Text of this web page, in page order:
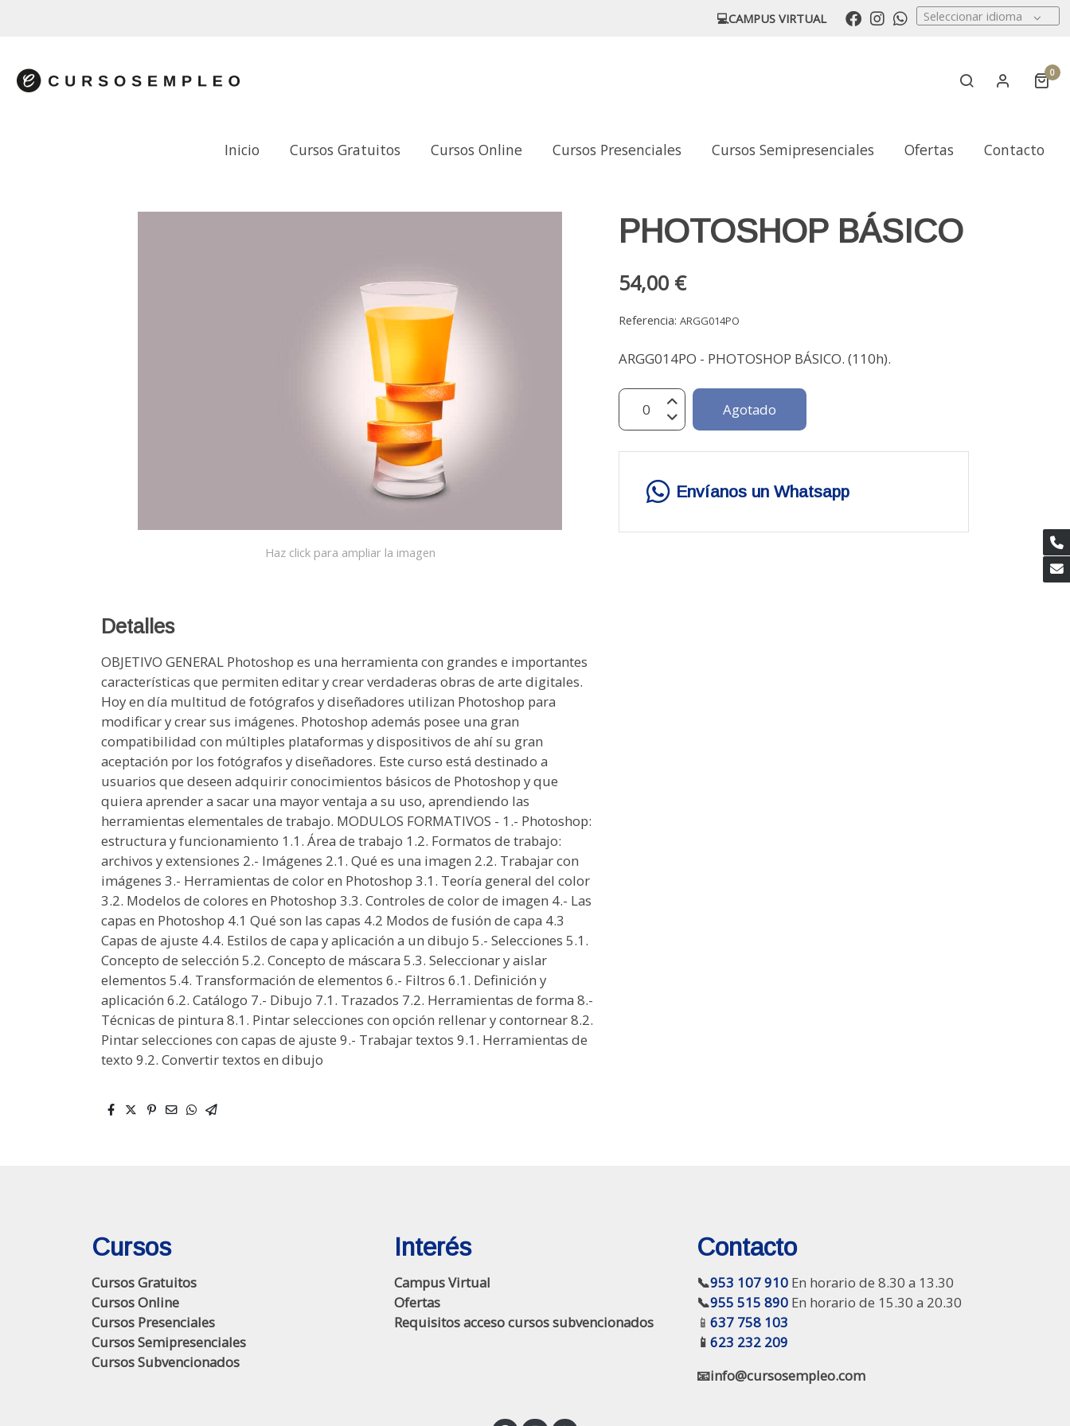
💻CAMPUS VIRTUAL Seleccionar idioma
0
Inicio Cursos Gratuitos Cursos Online Cursos Presenciales Cursos Semipresenciales Ofertas Contacto
Haz click para ampliar la imagen
Detalles
OBJETIVO GENERAL Photoshop es una herramienta con grandes e importantes
características que permiten editar y crear verdaderas obras de arte digitales.
Hoy en día multitud de fotógrafos y diseñadores utilizan Photoshop para
modificar y crear sus imágenes. Photoshop además posee una gran
compatibilidad con múltiples plataformas y dispositivos de ahí su gran
aceptación por los fotógrafos y diseñadores. Este curso está destinado a
usuarios que deseen adquirir conocimientos básicos de Photoshop y que
quiera aprender a sacar una mayor ventaja a su uso, aprendiendo las
herramientas elementales de trabajo. MODULOS FORMATIVOS - 1.- Photoshop:
estructura y funcionamiento 1.1. Área de trabajo 1.2. Formatos de trabajo:
archivos y extensiones 2.- Imágenes 2.1. Qué es una imagen 2.2. Trabajar con
imágenes 3.- Herramientas de color en Photoshop 3.1. Teoría general del color
3.2. Modelos de colores en Photoshop 3.3. Controles de color de imagen 4.- Las
capas en Photoshop 4.1 Qué son las capas 4.2 Modos de fusión de capa 4.3
Capas de ajuste 4.4. Estilos de capa y aplicación a un dibujo 5.- Selecciones 5.1.
Concepto de selección 5.2. Concepto de máscara 5.3. Seleccionar y aislar
elementos 5.4. Transformación de elementos 6.- Filtros 6.1. Definición y
aplicación 6.2. Catálogo 7.- Dibujo 7.1. Trazados 7.2. Herramientas de forma 8.-
Técnicas de pintura 8.1. Pintar selecciones con opción rellenar y contornear 8.2.
Pintar selecciones con capas de ajuste 9.- Trabajar textos 9.1. Herramientas de
texto 9.2. Convertir textos en dibujo
PHOTOSHOP BÁSICO
54,00 €
Referencia:ARGG014PO
ARGG014PO - PHOTOSHOP BÁSICO. (110h).
Agotado
Envíanos un Whatsapp
Cursos
Cursos Gratuitos
Cursos Online
Cursos Presenciales
Cursos Semipresenciales
Cursos Subvencionados
Interés
Campus Virtual
Ofertas
Requisitos acceso cursos subvencionados
Contacto
📞953 107 910En horario de 8.30 a 13.30
📞955 515 890En horario de 15.30 a 20.30
📱 637 758 103
📱 623 232 209
📧info@cursosempleo.com